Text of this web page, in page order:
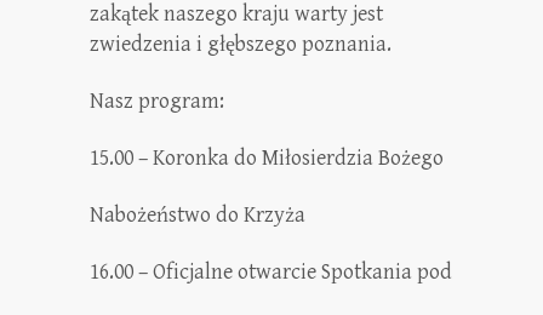
zakątek naszego kraju warty jest
zwiedzenia i głębszego poznania.
Nasz program:
15.00 – Koronka do Miłosierdzia Bożego
Nabożeństwo do Krzyża
16.00 – Oficjalne otwarcie Spotkania pod